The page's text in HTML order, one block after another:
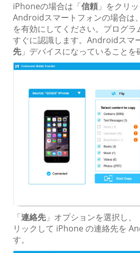
iPhoneの場合は「信頼 」をクリ
Androidスマートフォンの場合は
を有効にしてください。プログラ
すぐに認識します。Androidスマ
先」デバイスになっていることを
「連絡先」オプションを選択し、
リックして iPhone の連絡先を
す。